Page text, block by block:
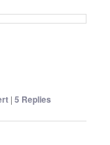
|5 Replies